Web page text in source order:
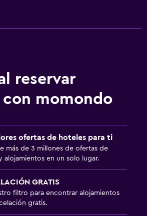
reservar
con momondo
ofertas de hoteles para ti
más de 3 millones de ofertas de
alojamientos en un solo lugar.
GRATIS
filtro para encontrar alojamientos
gratis.